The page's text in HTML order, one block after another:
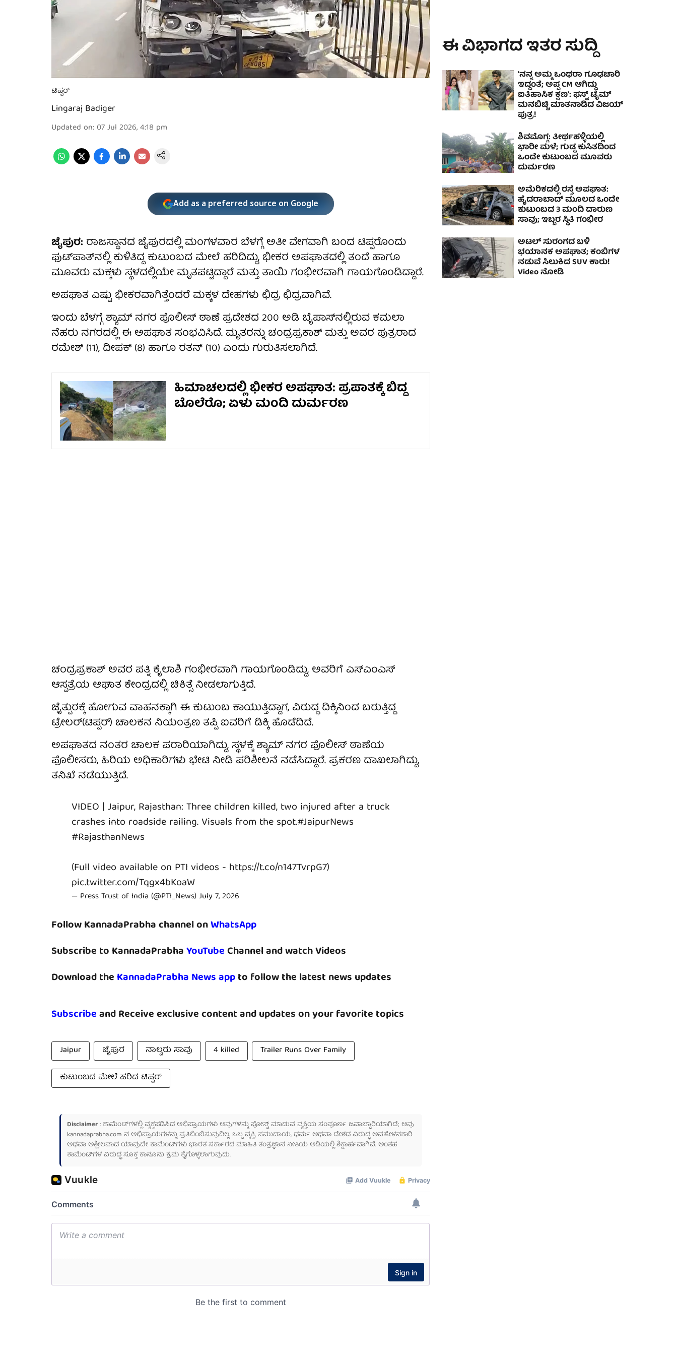
ಟಿಪ್ಪರ್
Lingaraj Badiger
Updated on: 07 Jul 2026, 4:18 pm
Add as a preferred source on Google
ಜೈಪುರ: ರಾಜಸ್ಥಾನದ ಜೈಪುರದಲ್ಲಿ ಮಂಗಳವಾರ ಬೆಳಗ್ಗೆ ಅತೀ ವೇಗವಾಗಿ ಬಂದ ಟಿಪ್ಪರೊಂದು
ಫುಟ್‌ಪಾತ್‌ನಲ್ಲಿ ಕುಳಿತಿದ್ದ ಕುಟುಂಬದ ಮೇಲೆ ಹರಿದಿದ್ದು, ಭೀಕರ ಅಪಘಾತದಲ್ಲಿ ತಂದೆ ಹಾಗೂ
ಮೂವರು ಮಕ್ಕಳು ಸ್ಥಳದಲ್ಲಿಯೇ ಮೃತಪಟ್ಟಿದ್ದಾರೆ ಮತ್ತು ತಾಯಿ ಗಂಭೀರವಾಗಿ ಗಾಯಗೊಂಡಿದ್ದಾರೆ.
ಅಪಘಾತ ಎಷ್ಟು ಭೀಕರವಾಗಿತ್ತೆಂದರೆ ಮಕ್ಕಳ ದೇಹಗಳು ಛಿದ್ರ ಛಿದ್ರವಾಗಿವೆ.
ಇಂದು ಬೆಳಗ್ಗೆ ಶ್ಯಾಮ್ ನಗರ ಪೊಲೀಸ್ ಠಾಣೆ ಪ್ರದೇಶದ 200 ಅಡಿ ಬೈಪಾಸ್‌ನಲ್ಲಿರುವ ಕಮಲಾ
ನೆಹರು ನಗರದಲ್ಲಿ ಈ ಅಪಘಾತ ಸಂಭವಿಸಿದೆ. ಮೃತರನ್ನು ಚಂದ್ರಪ್ರಕಾಶ್ ಮತ್ತು ಅವರ ಪುತ್ರರಾದ
ರಮೇಶ್ (11), ದೀಪಕ್ (8) ಹಾಗೂ ರತನ್ (10) ಎಂದು ಗುರುತಿಸಲಾಗಿದೆ.
ಹಿಮಾಚಲದಲ್ಲಿ ಭೀಕರ ಅಪಘಾತ: ಪ್ರಪಾತಕ್ಕೆ ಬಿದ್ದ
ಬೊಲೆರೊ; ಏಳು ಮಂದಿ ದುರ್ಮರಣ
ಚಂದ್ರಪ್ರಕಾಶ್ ಅವರ ಪತ್ನಿ ಕೈಲಾಶಿ ಗಂಭೀರವಾಗಿ ಗಾಯಗೊಂಡಿದ್ದು, ಅವರಿಗೆ ಎಸ್‌ಎಂಎಸ್
ಆಸ್ಪತ್ರೆಯ ಆಘಾತ ಕೇಂದ್ರದಲ್ಲಿ ಚಿಕಿತ್ಸೆ ನೀಡಲಾಗುತ್ತಿದೆ.
ಜೈತ್ಪುರಕ್ಕೆ ಹೋಗುವ ವಾಹನಕ್ಕಾಗಿ ಈ ಕುಟುಂಬ ಕಾಯುತ್ತಿದ್ದಾಗ, ವಿರುದ್ಧ ದಿಕ್ಕಿನಿಂದ ಬರುತ್ತಿದ್ದ
ಟ್ರೇಲರ್(ಟಿಪ್ಪರ್) ಚಾಲಕನ ನಿಯಂತ್ರಣ ತಪ್ಪಿ ಐವರಿಗೆ ಡಿಕ್ಕಿ ಹೊಡೆದಿದೆ.
ಅಪಘಾತದ ನಂತರ ಚಾಲಕ ಪರಾರಿಯಾಗಿದ್ದು, ಸ್ಥಳಕ್ಕೆ ಶ್ಯಾಮ್ ನಗರ ಪೊಲೀಸ್ ಠಾಣೆಯ
ಪೊಲೀಸರು, ಹಿರಿಯ ಅಧಿಕಾರಿಗಳು ಭೇಟಿ ನೀಡಿ ಪರಿಶೀಲನೆ ನಡೆಸಿದ್ದಾರೆ. ಪ್ರಕರಣ ದಾಖಲಾಗಿದ್ದು,
ತನಿಖೆ ನಡೆಯುತ್ತಿದೆ.
VIDEO | Jaipur, Rajasthan: Three children killed, two injured after a truck
crashes into roadside railing. Visuals from the spot.#JaipurNews
#RajasthanNews
(Full video available on PTI videos - https://t.co/n147TvrpG7)
pic.twitter.com/Tqgx4bKoaW
— Press Trust of India (@PTI_News)July 7, 2026
Follow KannadaPrabha channel onWhatsApp
Subscribe to KannadaPrabhaYouTubeChannel and watch Videos
Download the KannadaPrabha News appto follow the latest news updates
Subscribeand Receive exclusive content and updates on your favorite topics
Jaipur ಜೈಪುರ ನಾಲ್ವರು ಸಾವು 4 killed
Trailer Runs Over Family
ಕುಟುಂಬದ ಮೇಲೆ ಹರಿದ ಟಿಪ್ಪರ್
Disclaimer: ಕಾಮೆಂಟ್‌ಗಳಲ್ಲಿ ವ್ಯಕ್ತಪಡಿಸಿದ ಅಭಿಪ್ರಾಯಗಳು ಅವುಗಳನ್ನು ಪೋಸ್ಟ್ ಮಾಡುವ ವ್ಯಕ್ತಿಯ ಸಂಪೂರ್ಣ ಜವಾಬ್ದಾರಿಯಾಗಿದೆ; ಅವು
kannadaprabha.com ನ ಅಭಿಪ್ರಾಯಗಳನ್ನು ಪ್ರತಿಬಿಂಬಿಸುವುದಿಲ್ಲ. ಒಬ್ಬ ವ್ಯಕ್ತಿ, ಸಮುದಾಯ, ಧರ್ಮ ಅಥವಾ ದೇಶದ ವಿರುದ್ಧ ಅವಹೇಳನಕಾರಿ
ಅಥವಾ ಅಶ್ಲೀಲವಾದ ಯಾವುದೇ ಕಾಮೆಂಟ್‌ಗಳು ಭಾರತ ಸರ್ಕಾರದ ಮಾಹಿತಿ ತಂತ್ರಜ್ಞಾನ ನೀತಿಯ ಅಡಿಯಲ್ಲಿ ಶಿಕ್ಷಾರ್ಹವಾಗಿವೆ. ಅಂತಹ
ಕಾಮೆಂಟ್‌ಗಳ ವಿರುದ್ಧ ಸೂಕ್ತ ಕಾನೂನು ಕ್ರಮ ಕೈಗೊಳ್ಳಲಾಗುವುದು.
ಈ ವಿಭಾಗದ ಇತರ ಸುದ್ದಿ
'ನನ್ನ ಅಮ್ಮ ಒಂಥರಾ ಗೂಢಚಾರಿ
ಇದ್ದಂತೆ; ಅಪ್ಪ CM ಆಗಿದ್ದು
ಐತಿಹಾಸಿಕ ಕ್ಷಣ': ಫಸ್ಟ್ ಟೈಮ್
ಮನಬಿಚ್ಚಿ ಮಾತನಾಡಿದ ವಿಜಯ್
ಪುತ್ರ!
ಶಿವಮೊಗ್ಗ: ತೀರ್ಥಹಳ್ಳಿಯಲ್ಲಿ
ಭಾರೀ ಮಳೆ; ಗುಡ್ಡ ಕುಸಿತದಿಂದ
ಒಂದೇ ಕುಟುಂಬದ ಮೂವರು
ದುರ್ಮರಣ
ಅಮೆರಿಕದಲ್ಲಿ ರಸ್ತೆ ಅಪಘಾತ:
ಹೈದರಾಬಾದ್ ಮೂಲದ ಒಂದೇ
ಕುಟುಂಬದ 3 ಮಂದಿ ದಾರುಣ
ಸಾವು; ಇಬ್ಬರ ಸ್ಥಿತಿ ಗಂಭೀರ
ಅಟಲ್‌ ಸುರಂಗದ ಬಳಿ
ಭಯಾನಕ ಅಪಘಾತ; ಕಂಬಿಗಳ
ನಡುವೆ ಸಿಲುಕಿದ SUV ಕಾರು!
Video ನೋಡಿ